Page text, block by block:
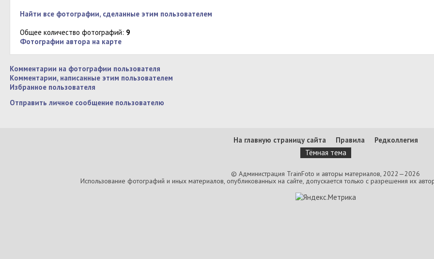
Найти все фотографии, сделанные этим пользователем
Общее количество фотографий: 9
Фотографии автора на карте
Комментарии на фотографии пользователя
Комментарии, написанные этим пользователем
Избранное пользователя
Отправить личное сообщение пользователю
На главную страницу сайта Правила
Редколлегия
Тёмная тема
© Администрация TrainFoto и авторы материалов, 2022—2026
Использование фотографий и иных материалов, опубликованных на сайте, допускается только с разрешения их